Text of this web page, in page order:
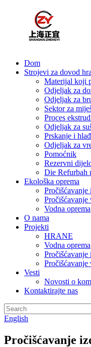
Dom
Strojevi za dovod
Materijal koji
Odjeljak za
Odjeljak za
Sektor za
Proces
Odjeljak za
Prskanje i
Odjeljak za
Pomoćnik
Rezervni
Die Refurbah
Ekološka oprema
Pročišćavanje
Pročišćavanje
Vodna oprema
O nama
Projekti
HRANE
Vodna oprema
Pročišćavanje
Pročišćavanje
Vesti
Novosti o
Kontaktirajte nas
English
Pročišćavanje